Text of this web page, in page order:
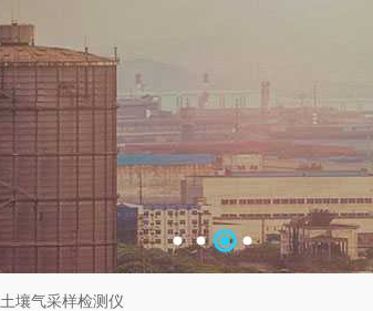
土壤气采样检测仪